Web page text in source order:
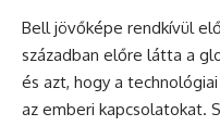
Bell jövőképe rendkívül
században előre látta a
és azt, hogy a
az emberi kapcsolatokat.